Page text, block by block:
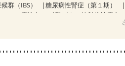
群（IBS）
糖尿病性腎症（第１期）
モン療法中）
乳がん（放射線治療中）
産後（ミルク）